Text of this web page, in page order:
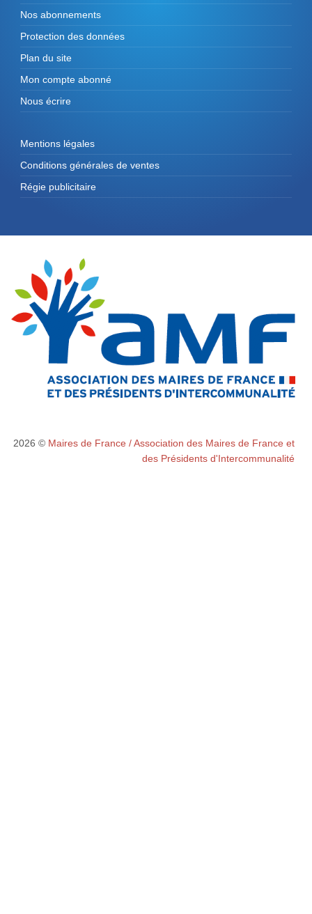
Nos abonnements
Protection des données
Plan du site
Mon compte abonné
Nous écrire
Mentions légales
Conditions générales de ventes
Régie publicitaire
2026 © Maires de France / Association des Maires de France et
des Présidents d'Intercommunalité